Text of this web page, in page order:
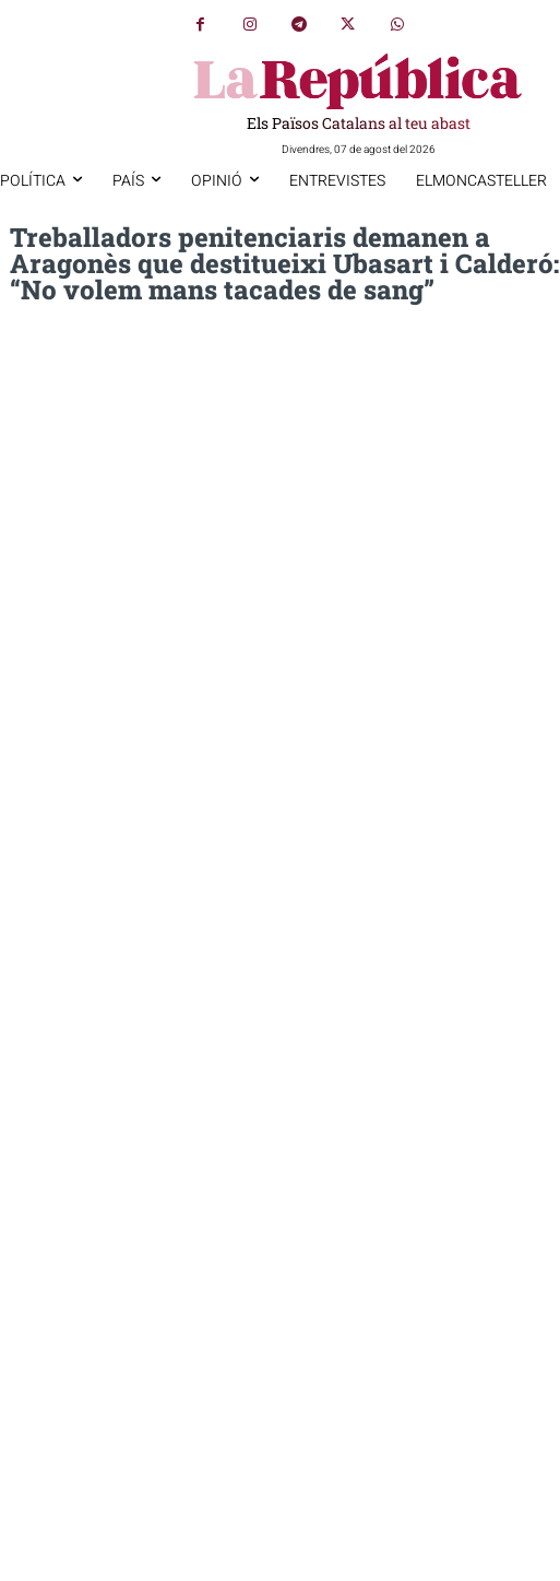
Els Països Catalans al teu abast
Divendres, 07 de agost del 2026
POLÍTICA PAÍS OPINIÓ ENTREVISTES ELMONCASTELLER
Treballadors penitenciaris demanen a
Aragonès que destitueixi Ubasart i Calderó:
“No volem mans tacades de sang”